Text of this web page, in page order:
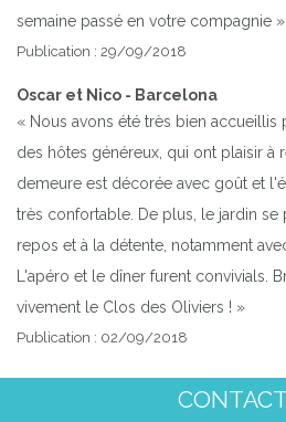
semaine passé en votre compagnie »
Publication : 29/09/2018
Oscar et Nico - Barcelona
« Nous avons été très bien accueillis
des hôtes généreux, qui ont plaisir à
demeure est décorée avec goût et
très confortable. De plus, le jardin se
repos et à la détente, notamment
L'apéro et le dîner furent convivials.
vivement le Clos des Oliviers ! »
Publication : 02/09/2018
Vincent
« A mi-chemin entre la plage et la